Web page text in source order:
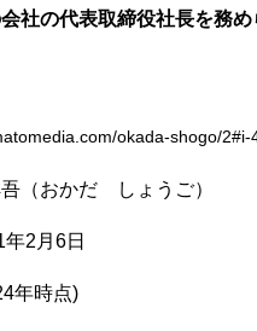
社の代表取締役社長を務め
okada-shogo/2#i-
（おかだ しょうご）
2月6日
年時点)